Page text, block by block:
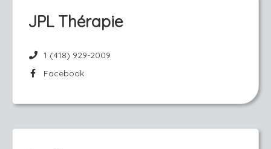
JPL Thérapie
1 (418) 929-2009
Facebook